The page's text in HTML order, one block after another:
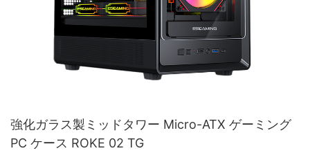
強化ガラス製ミッドタワー Micro-ATX ゲーミング
PC ケース ROKE 02 TG